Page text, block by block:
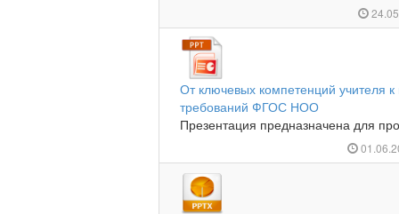
От ключевых компетенций учителя к
требований ФГОС НОО
Презентация предназначена для